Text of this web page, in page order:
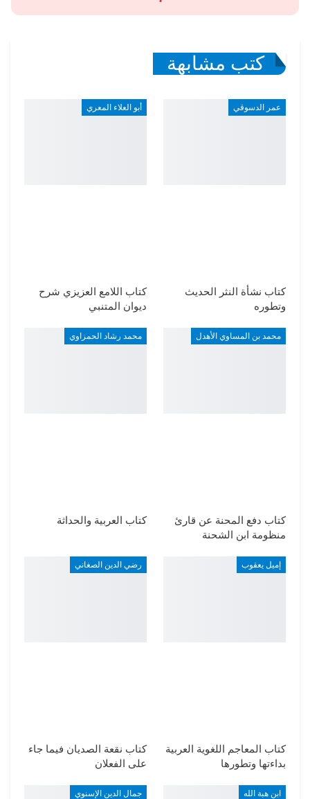
كتب مشابهة
عمر الدسوقي
كتاب نشأة النثر الحديث
وتطوره
أبو العلاء المعري
كتاب اللامع العزيزي شرح
ديوان المتنبي
محمد بن المساوي الأهدل
كتاب دفع المحنة عن قارئ
منظومة ابن الشحنة
محمد رشاد الحمزاوي
كتاب العربية والحداثة
إميل يعقوب
كتاب المعاجم اللغوية العربية
بداءتها وتطورها
رضي الدين الصغاني
كتاب نقعة الصديان فيما جاء
على الفعلان
ابن هبة الله جمال الدين الإسنوي